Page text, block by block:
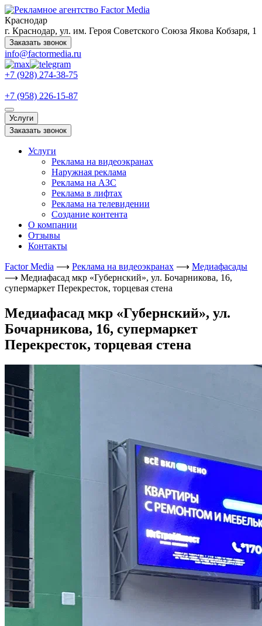
Краснодар
г. Краснодар, ул. им. Героя Советского Союза Якова Кобзаря, 1
Заказать звонок
info@factormedia.ru
+7 (928) 274-38-75
+7 (958) 226-15-87
Услуги
Заказать звонок
Услуги
Реклама на видеоэкранах
Наружная реклама
Реклама на АЗС
Реклама в лифтах
Реклама на телевидении
Создание контента
О компании
Отзывы
Контакты
Factor Media ⟶ Реклама на видеоэкранах ⟶ Медиафасады
⟶ Медиафасад мкр «Губернский», ул. Бочарникова, 16,
супермаркет Перекресток, торцевая стена
Медиафасад мкр «Губернский», ул.
Бочарникова, 16, супермаркет
Перекресток, торцевая стена